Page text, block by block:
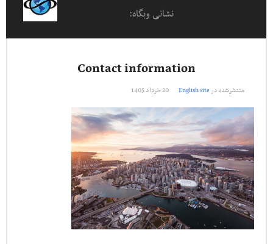
نشانی وبگاه:
Contact information
منتشرشده در English site 20 خرداد 1405